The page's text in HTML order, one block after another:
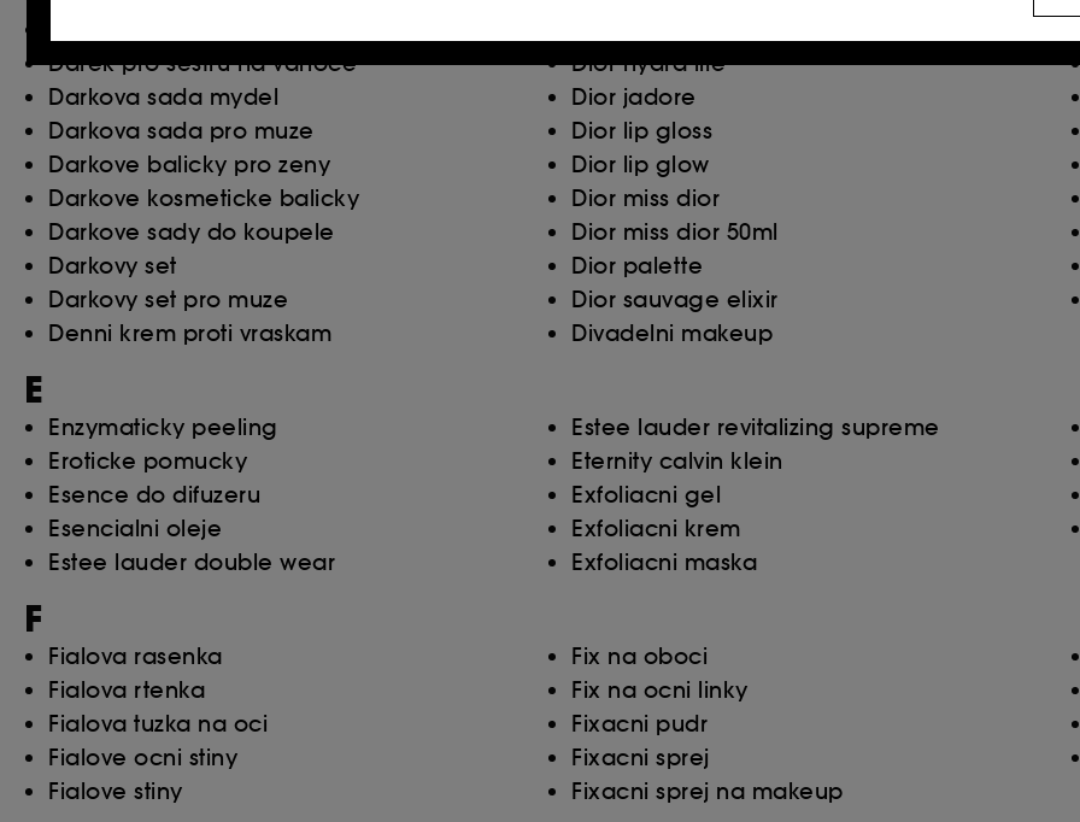
Darek pro sestru na vanoce
Darkova sada mydel
Darkova sada pro muze
Darkove balicky pro zeny
Darkove kosmeticke balicky
Darkove sady do koupele
Darkovy set
Darkovy set pro muze
Denni krem proti vraskam
Dior hydra life
Dior jadore
Dior lip gloss
Dior lip glow
Dior miss dior
Dior miss dior 50ml
Dior palette
Dior sauvage elixir
Divadelni makeup
E
Enzymaticky peeling
Eroticke pomucky
Esence do difuzeru
Esencialni oleje
Estee lauder double wear
Estee lauder revitalizing supreme
Eternity calvin klein
Exfoliacni gel
Exfoliacni krem
Exfoliacni maska
F
Fialova rasenka
Fialova rtenka
Fialova tuzka na oci
Fialove ocni stiny
Fialove stiny
Fix na oboci
Fix na ocni linky
Fixacni pudr
Fixacni sprej
Fixacni sprej na makeup
Ukládání a čtení netechnických souborů cookies vyžaduje váš souhlas. Své volby týkající se
tlačítka níže "Upravit nastavení" nebo zvolit možnost "Přijmout vše". Svůj souhlas můžete kdykoli
souborech cookies, klikněte